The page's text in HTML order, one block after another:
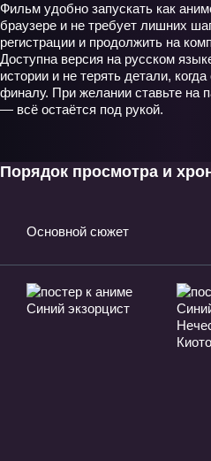
Фильм удобно запускать как
браузере и не требует лишних
регистрации и продолжить на
Доступна версия на русском
истории и не терять детали,
финалу. При желании ставьте на
— всё остаётся под рукой.
Порядок просмотра и
Основной сюжет